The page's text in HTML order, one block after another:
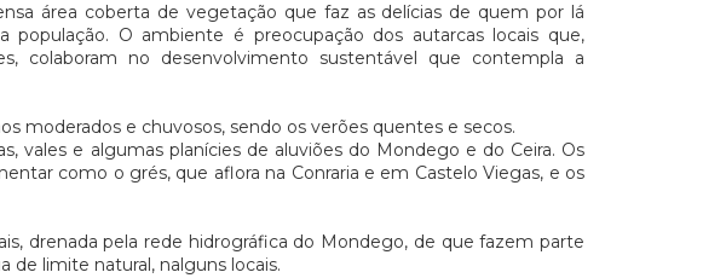
área coberta de vegetação que faz as delícias de quem por lá
O ambiente é preocupação dos autarcas locais que,
colaboram no desenvolvimento sustentável que contempla a
moderados e chuvosos, sendo os verões quentes e secos.
vales e algumas planícies de aluviões do Mondego e do Ceira. Os
como o grés, que aflora na Conraria e em Castelo Viegas, e os
drenada pela rede hidrográfica do Mondego, de que fazem parte
de limite natural, nalguns locais.